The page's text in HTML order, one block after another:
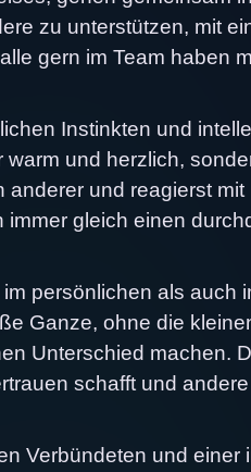
zu unterstützen, mit
gern im Team haben
Instinkten und
und herzlich,
anderer und reagierst mit
gleich einen
persönlichen als auch
Ganze, ohne die
Unterschied machen.
schafft und
Verbündeten und einer